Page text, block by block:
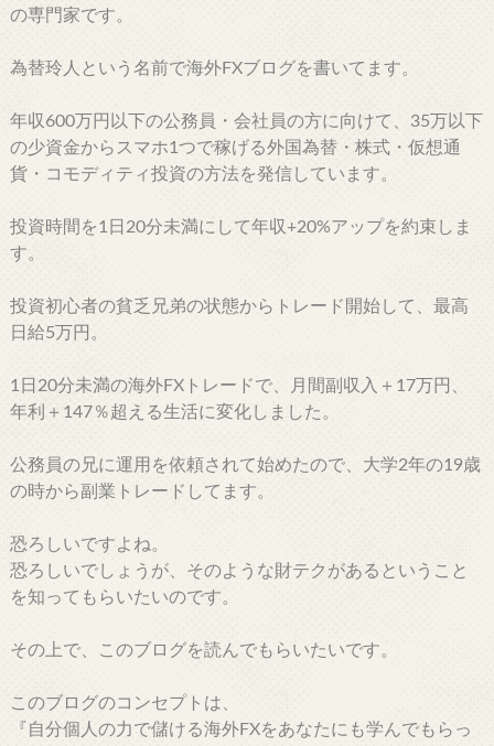
の専門家です。
為替玲人という名前で海外FXブログを書いてます。
年収600万円以下の公務員・会社員の方に向けて、35万以下
の少資金からスマホ1つで稼げる外国為替・株式・仮想通
貨・コモディティ投資の方法を発信しています。
投資時間を1日20分未満にして年収+20%アップを約束しま
す。
投資初心者の貧乏兄弟の状態からトレード開始して、最高
日給5万円。
1日20分未満の海外FXトレードで、月間副収入＋17万円、
年利＋147％超える生活に変化しました。
公務員の兄に運用を依頼されて始めたので、大学2年の19歳
の時から副業トレードしてます。
恐ろしいですよね。
恐ろしいでしょうが、そのような財テクがあるということ
を知ってもらいたいのです。
その上で、このブログを読んでもらいたいです。
このブログのコンセプトは、
『自分個人の力で儲ける海外FXをあなたにも学んでもらっ